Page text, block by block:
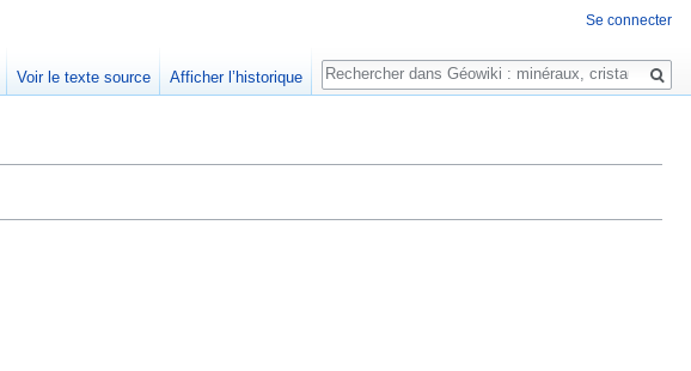
Se connecter
Voir le texte source Afficher l’historique
Rechercher